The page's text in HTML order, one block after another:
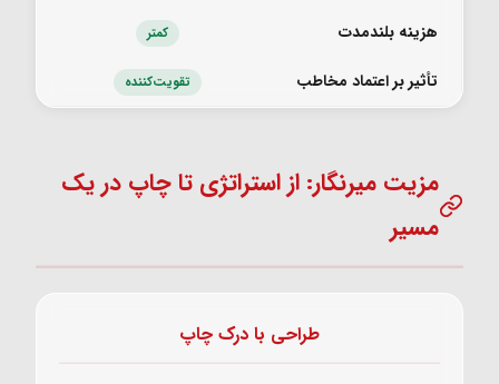
هزینه بلندمدت کمتر
تأثیر بر اعتماد مخاطب تقویت‌کننده
مزیت میرنگار: از استراتژی تا چاپ در یک
مسیر
طراحی با درک چاپ